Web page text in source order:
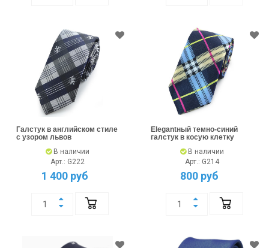
Галстук в английском стиле
с узором львов
В наличии
Арт.: G222
1 400 руб
Еlegantный темно-синий
галстук в косую клетку
В наличии
Арт.: G214
800 руб